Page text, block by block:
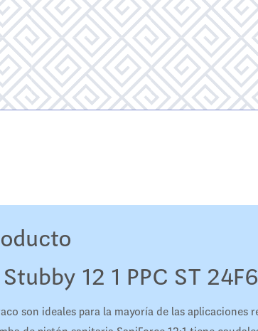
12 1 PPC ST
son ideales para la mayoría de las aplicaciones